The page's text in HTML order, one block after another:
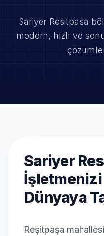
Sariyer Resitpasa
modern, hızlı ve
Sariyer
Dünyaya
Reşitpaşa